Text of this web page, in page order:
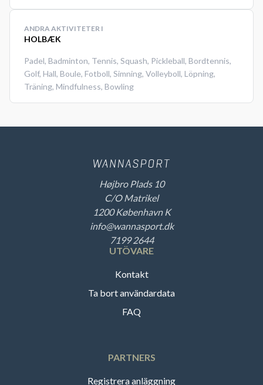
ANDRA AKTIVITETER I
HOLBÆK
Padel, Badminton, Tennis, Squash, Pickleball, Bordtennis,
Golf, Hall, Boule, Fotboll, Simning, Volleyboll, Löpning,
Träning, Mindfulness, Bowling
Højbro Plads 10
C/O Matrikel
1200 København K
info@wannasport.dk
7199 2644
UTÖVARE
Kontakt
Ta bort användardata
FAQ
PARTNERS
Registrera anläggning